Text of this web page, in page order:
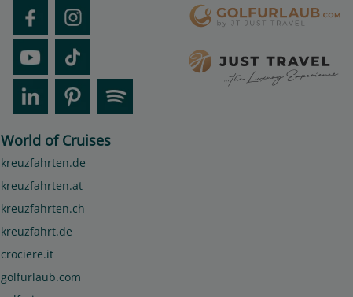
World of Cruises
kreuzfahrten.de
kreuzfahrten.at
kreuzfahrten.ch
kreuzfahrt.de
crociere.it
golfurlaub.com